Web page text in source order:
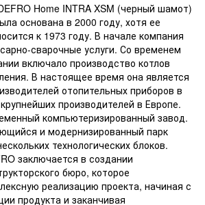
Home INTRA XSM (черный шамот)
основана в 2000 году, хотя ее
к 1973 году. В начале компания
сварочные услуги. Со временем
включало производство котлов
В настоящее время она является
отопительных приборов в
производителей в Европе.
компьютеризированный завод.
и модернизированный парк
технологических блоков.
заключается в создании
бюро, которое
реализацию проекта, начиная с
продукта и заканчивая